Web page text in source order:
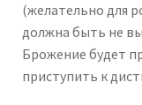
(желательно для
должна быть не
Брожение будет
приступить к